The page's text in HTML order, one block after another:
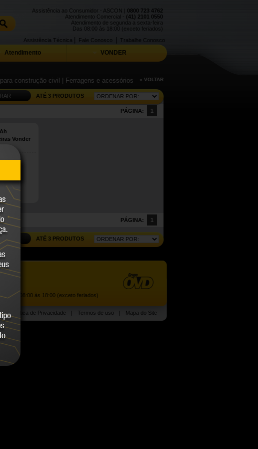
Assistência ao Consumidor - ASCON | 0800 723 4762
Atendimento Comercial - (41) 2101 0550
Atendimento de segunda a sexta-feira
Das 08:00 às 18:00 (exceto feriados)
Trabalhe Conosco
Fale Conosco
Assistência Técnica
Atendimento VONDER
construção civil | Ferragens e acessórios « VOLTAR
ATÉ 3 PRODUTOS
PÁGINA: 1
Vonder
PÁGINA: 1
ATÉ 3 PRODUTOS
4762
das 08:00 às 18:00 (exceto feriados)
Política de Privacidade | Termos de uso | Mapa do Site